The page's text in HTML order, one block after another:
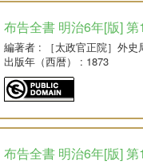
布告全書 明治6年[版]
編著者 : ［太政官正院］外史
出版年（西暦）
: 1873
布告全書 明治6年[版]